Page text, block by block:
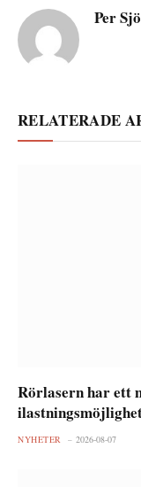
Per
RELATERADE
Rörlasern har ett
NYHETER 2026-08-07